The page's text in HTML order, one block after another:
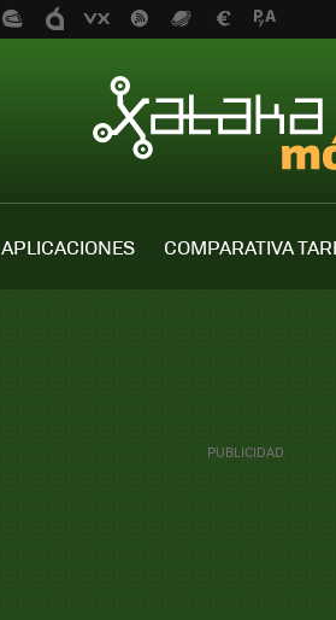
APLICACIONES COMPARATIVA